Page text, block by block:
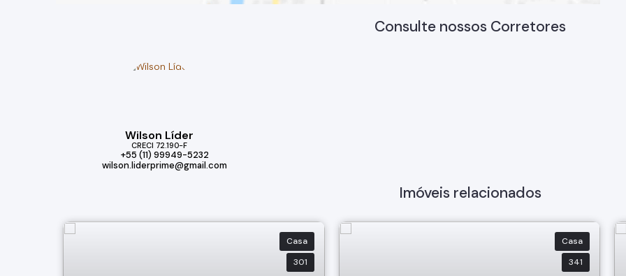
Consulte nossos Corretores
Wilson Líder
CRECI 72.190-F
+55 (11) 99949-5232
wilson.liderprime@gmail.com
Imóveis relacionados
Casa
301
Casa
341